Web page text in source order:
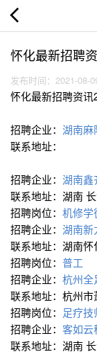
怀化最新招聘
发布时间：2021-08-
怀化最新招聘资讯
招聘企业： 湖南麻
联系地址：
招聘企业： 湖南鑫
联系地址：湖南
招聘岗位： 机修学
招聘企业： 湖南新
联系地址：湖南
招聘岗位： 普工
招聘企业： 杭州全
联系地址：杭州
招聘岗位： 足疗
招聘企业： 客如云
联系地址：湖南